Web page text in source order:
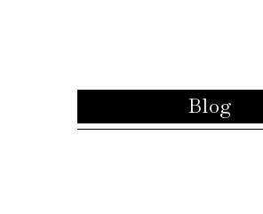
Blog